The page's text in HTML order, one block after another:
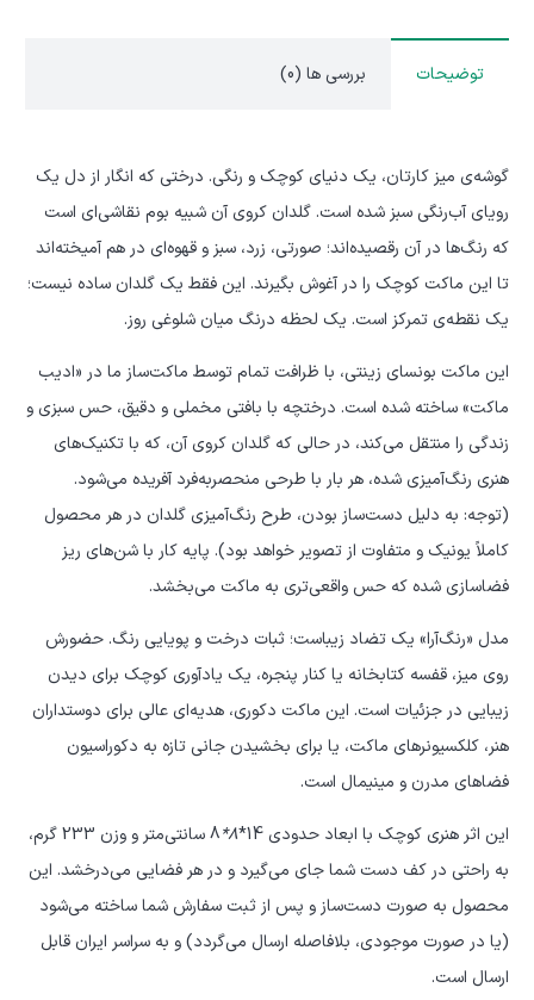
توضیحات بررسی ها (0)
گوشه‌ی میز کارتان، یک دنیای کوچک و رنگی. درختی که انگار از دل یک
رویای آب‌رنگی سبز شده است. گلدان کروی آن شبیه بوم نقاشی‌ای است
که رنگ‌ها در آن رقصیده‌اند؛ صورتی، زرد، سبز و قهوه‌ای در هم آمیخته‌اند
تا این ماکت کوچک را در آغوش بگیرند. این فقط یک گلدان ساده نیست؛
یک نقطه‌ی تمرکز است. یک لحظه درنگ میان شلوغی روز.
این ماکت بونسای زینتی، با ظرافت تمام توسط ماکت‌ساز ما در «ادیب
ماکت» ساخته شده است. درختچه با بافتی مخملی و دقیق، حس سبزی و
زندگی را منتقل می‌کند، در حالی که گلدان کروی آن، که با تکنیک‌های
هنری رنگ‌آمیزی شده، هر بار با طرحی منحصربه‌فرد آفریده می‌شود.
(توجه: به دلیل دست‌ساز بودن، طرح رنگ‌آمیزی گلدان در هر محصول
کاملاً یونیک و متفاوت از تصویر خواهد بود). پایه کار با شن‌های ریز
فضاسازی شده که حس واقعی‌تری به ماکت می‌بخشد.
مدل «رنگ‌آرا» یک تضاد زیباست؛ ثبات درخت و پویایی رنگ. حضورش
روی میز، قفسه کتابخانه یا کنار پنجره، یک یادآوری کوچک برای دیدن
زیبایی در جزئیات است. این ماکت دکوری، هدیه‌ای عالی برای دوستداران
هنر، کلکسیونرهای ماکت، یا برای بخشیدن جانی تازه به دکوراسیون
فضاهای مدرن و مینیمال است.
این اثر هنری کوچک با ابعاد حدودی 14* 8*
8 سانتی‌متر و وزن 233 گرم،
به راحتی در کف دست شما جای می‌گیرد و در هر فضایی می‌درخشد. این
محصول به صورت دست‌ساز و پس از ثبت سفارش شما ساخته می‌شود
(یا در صورت موجودی، بلافاصله ارسال می‌گردد) و به سراسر ایران قابل
ارسال است.